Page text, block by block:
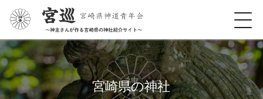
宮崎県の神社